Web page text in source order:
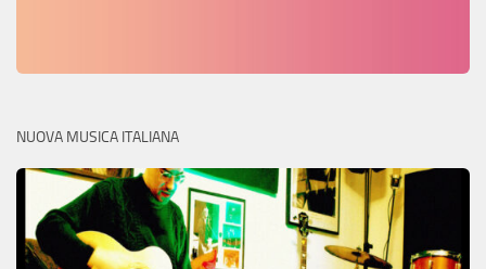
NUOVA MUSICA ITALIANA